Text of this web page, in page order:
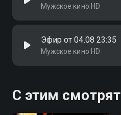
Мужское кино HD
Эфир от 04.08 23:35
Мужское кино HD
С этим смотрят